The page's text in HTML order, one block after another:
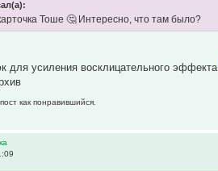
Тоше 🤔 Интересно, что там было?
для усиления восклицательного эффекта
как понравившийся.